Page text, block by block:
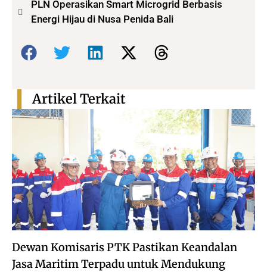
PLN Operasikan Smart Microgrid Berbasis
Energi Hijau di Nusa Penida Bali
Bagikan:
Dewan Komisaris PTK Pastikan Keandalan
Jasa Maritim Terpadu untuk Mendukung
Artikel Terkait